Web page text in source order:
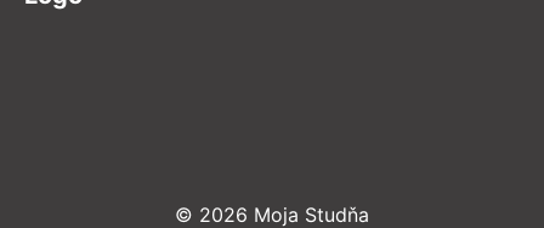
© 2026 Moja Studňa